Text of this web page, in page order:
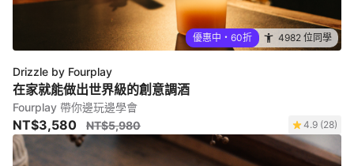
優惠中・60折 4982 位同學
Drizzle by Fourplay
在家就能做出世界級的創意調酒
Fourplay 帶你邊玩邊學會
NT$3,580 NT$5,980 4.9 (28)